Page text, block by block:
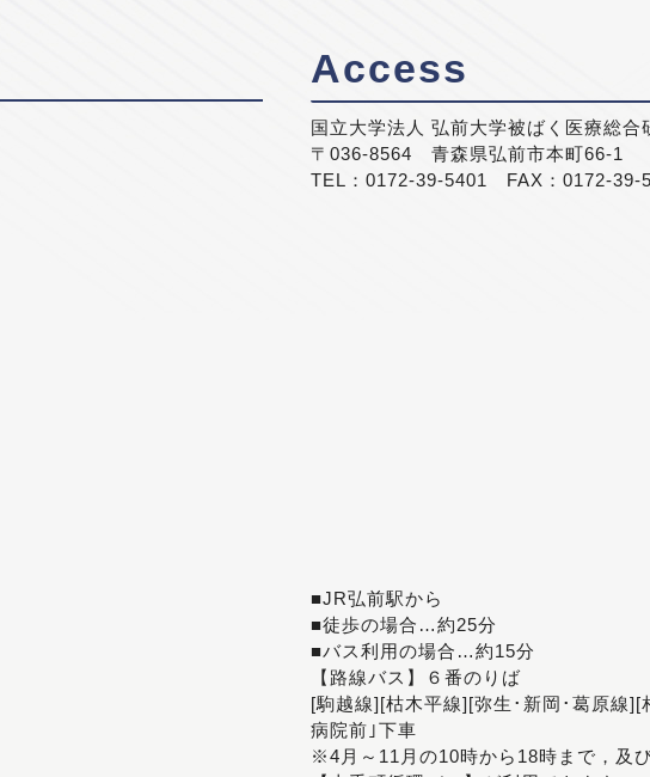
Access
国立大学法人 弘前大学被ばく医療総合
〒036-8564 青森県弘前市本町66-1
TEL：0172-39-5401 FAX：0172-39-
■JR弘前駅から
■徒歩の場合…約25分
■バス利用の場合…約15分
【路線バス】６番のりば
[駒越線][枯木平線][弥生･新岡･葛原線
病院前｣下車
※4月～11月の10時から18時まで，及